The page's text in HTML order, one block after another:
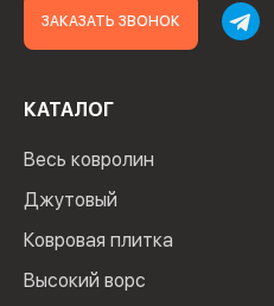
ЗАКАЗАТЬ ЗВОНОК
КАТАЛОГ
Весь ковролин
Джутовый
Ковровая плитка
Высокий ворс